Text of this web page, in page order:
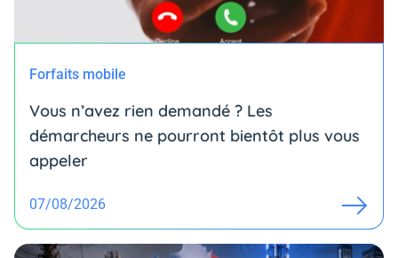
Forfaits mobile
Vous n’avez rien demandé ? Les
démarcheurs ne pourront bientôt plus vous
appeler
07/08/2026